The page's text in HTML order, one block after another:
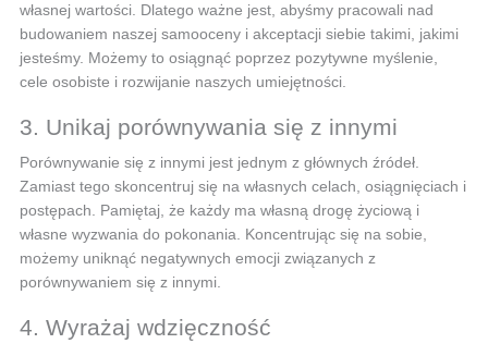
własnej wartości. Dlatego ważne jest, abyśmy pracowali nad
budowaniem naszej samooceny i akceptacji siebie takimi, jakimi
jesteśmy. Możemy to osiągnąć poprzez pozytywne myślenie,
cele osobiste i rozwijanie naszych umiejętności.
3. Unikaj porównywania się z innymi
Porównywanie się z innymi jest jednym z głównych źródeł.
Zamiast tego skoncentruj się na własnych celach, osiągnięciach i
postępach. Pamiętaj, że każdy ma własną drogę życiową i
własne wyzwania do pokonania. Koncentrując się na sobie,
możemy uniknąć negatywnych emocji związanych z
porównywaniem się z innymi.
4. Wyrażaj wdzięczność